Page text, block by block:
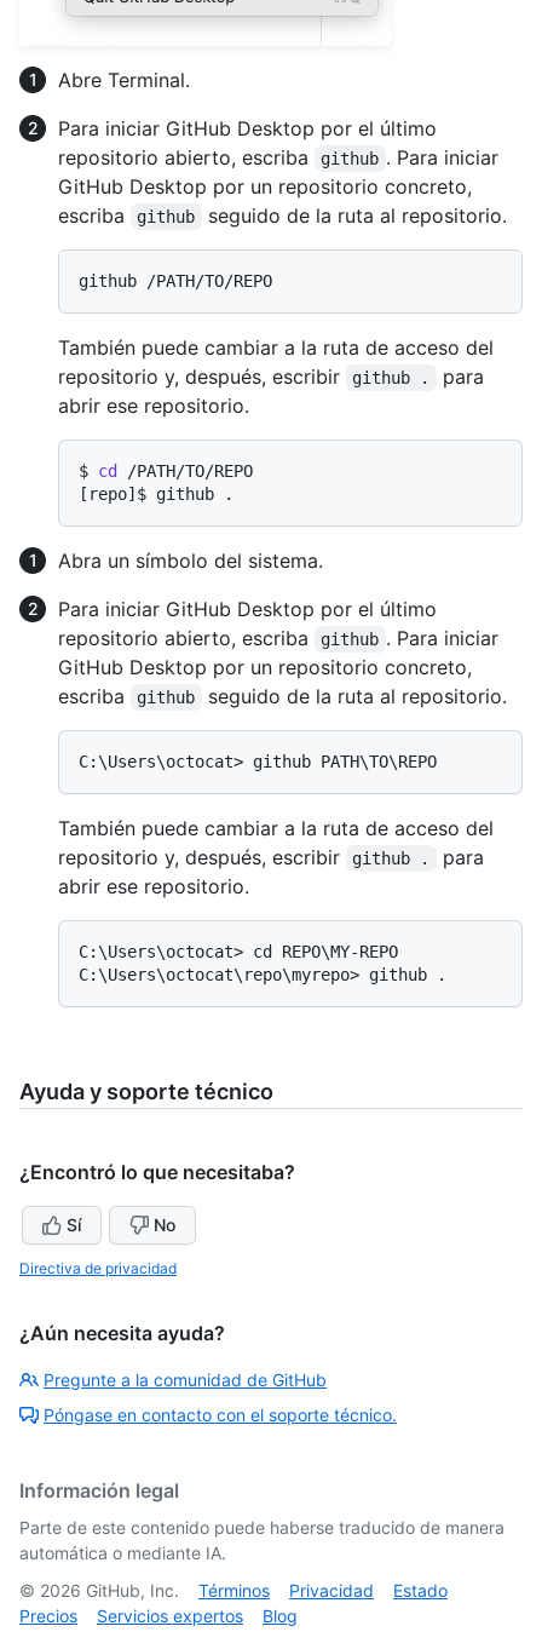
Abre Terminal.
Para iniciar GitHub Desktop por el último
repositorio abierto, escriba
github . Para iniciar
GitHub Desktop por un repositorio concreto,
escriba
github seguido de la ruta al repositorio.
También puede cambiar a la ruta de acceso del
repositorio y, después, escribir
github .
para
abrir ese repositorio.
$ cd
/PATH/TO/REPO
[repo]$ github .
Abra un símbolo del sistema.
Para iniciar GitHub Desktop por el último
repositorio abierto, escriba
github . Para iniciar
GitHub Desktop por un repositorio concreto,
escriba
github seguido de la ruta al repositorio.
También puede cambiar a la ruta de acceso del
repositorio y, después, escribir
github .
para
abrir ese repositorio.
C:\Users\octocat> cd REPO\MY-REPO
Ayuda y soporte técnico
¿Encontró lo que necesitaba?
Sí No
Directiva de privacidad
¿Aún necesita ayuda?
Pregunte a la comunidad de GitHub
Póngase en contacto con el soporte técnico.
Información legal
Parte de este contenido puede haberse traducido de manera
automática o mediante IA.
© 2026 GitHub, Inc. Términos Privacidad
Estado
Precios
Servicios expertos Blog